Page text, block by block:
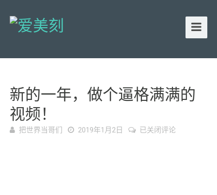
新的一年，做个逼格满满的
视频！
把世界当哥们 2019年1月2日
新
已关闭评论